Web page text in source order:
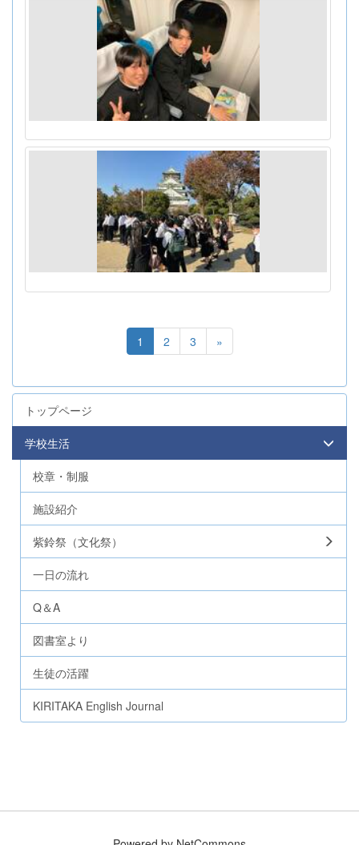
1 2 3 »
トップページ
学校生活
校章・制服
施設紹介
紫鈴祭（文化祭）
一日の流れ
Q＆A
図書室より
生徒の活躍
KIRITAKA English Journal